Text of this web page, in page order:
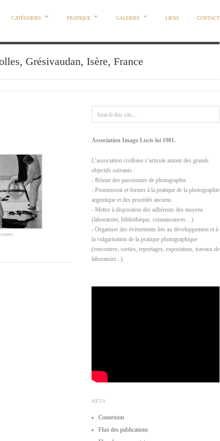
CATÉGORIES PRATIQUE GALERIES LIENS CONTACT
Grésivaudan, Isère, France
Association Imago Lucis loi 1901.
L’association crolloise s’articule autour des grands
objectifs suivants :
- Réunir des passionnés de photographie.
- Promouvoir et former à la pratique de la photographie
argentique et des procédés anciens.
- Mettre à disposition des adhérents des moyens
(laboratoire, bibliothèque, connaissances…).
- Organiser des évènements liés au développement et à
la vulgarisation de la pratique photographique
(rencontres, sorties, reportages, expositions, travaux de
laboratoire...).
MÉTA
Connexion
Flux des publications